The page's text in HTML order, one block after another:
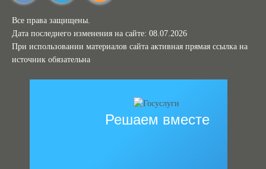
Все права защищены.
Дата последнего изменения на сайте: 08.07.2026
При использовании материалов сайта активная прямая ссылка на
источник обязательна
Решаем вместе